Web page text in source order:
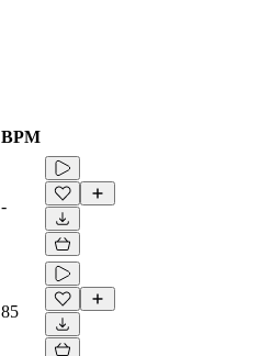
BPM
-
85